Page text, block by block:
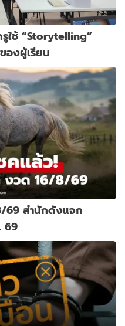
ใช้ “Storytelling”
องผู้เรียน
69 สำนักดังแจก
69